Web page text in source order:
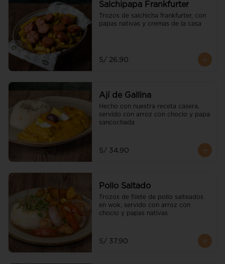
Salchipapa Frankfurter
Trozos de salchicha frankfurter, con
papas nativas y cremas de la casa
S/ 26.90
Ají de Gallina
Hecho con nuestra receta casera,
servido con arroz con choclo y papa
sancochada
S/ 34.90
Pollo Saltado
Trozos de filete de pollo salteados
en wok, servido con arroz con
choclo y papas nativas
S/ 37.90